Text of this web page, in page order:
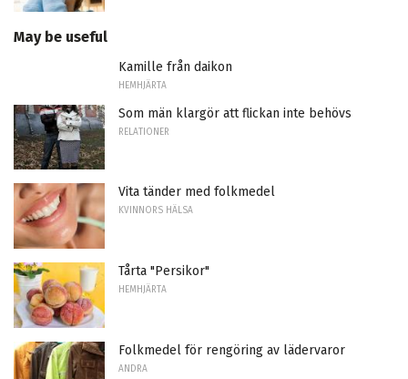
May be useful
Kamille från daikon
HEMHJÄRTA
Som män klargör att flickan inte behövs
RELATIONER
Vita tänder med folkmedel
KVINNORS HÄLSA
Tårta "Persikor"
HEMHJÄRTA
Folkmedel för rengöring av lädervaror
ANDRA